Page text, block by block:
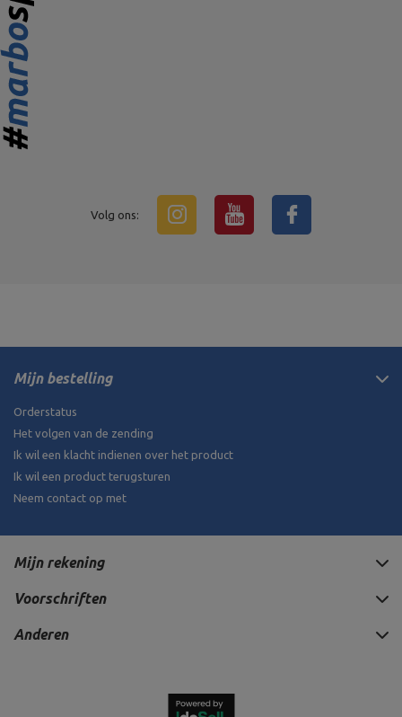
Volg ons:
Mijn bestelling
Orderstatus
Het volgen van de zending
Ik wil een klacht indienen over het product
Ik wil een product terugsturen
Neem contact op met
Mijn rekening
Voorschriften
Anderen